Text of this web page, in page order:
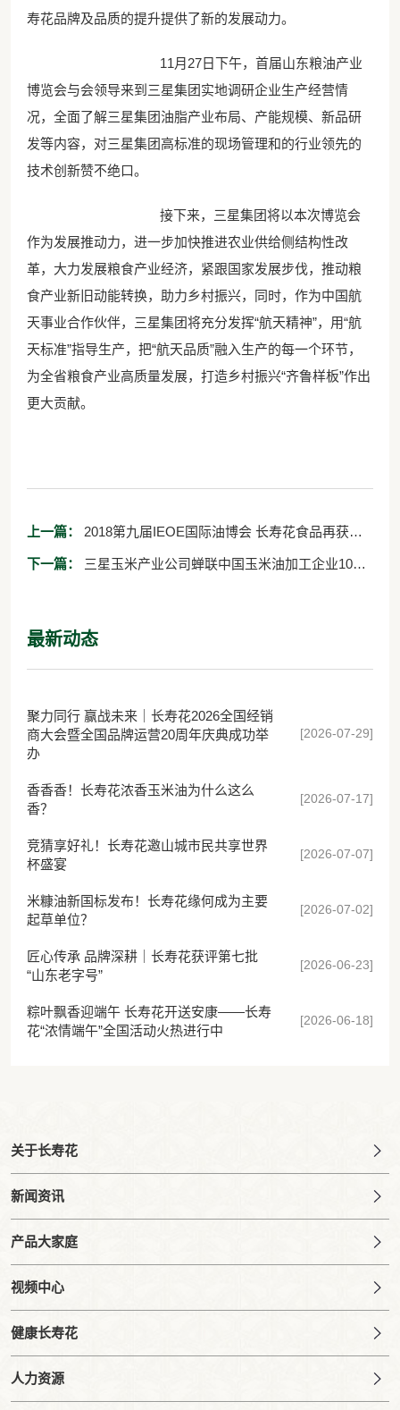
寿花品牌及品质的提升提供了新的发展动力。
11月27日下午，首届山东粮油产业
博览会与会领导来到三星集团实地调研企业生产经营情
况，全面了解三星集团油脂产业布局、产能规模、新品研
发等内容，对三星集团高标准的现场管理和的行业领先的
技术创新赞不绝口。
接下来，三星集团将以本次博览会
作为发展推动力，进一步加快推进农业供给侧结构性改
革，大力发展粮食产业经济，紧跟国家发展步伐，推动粮
食产业新旧动能转换，助力乡村振兴，同时，作为中国航
天事业合作伙伴，三星集团将充分发挥“航天精神”，用“航
天标准”指导生产，把“航天品质”融入生产的每一个环节，
为全省粮食产业高质量发展，打造乡村振兴“齐鲁样板”作出
更大贡献。
上一篇：
金
下一篇：
最新动态
聚力同行 赢战未来｜长寿花2026全国经销
商大会暨全国品牌运营20周年庆典成功举
办
[2026-07-29]
香香香！长寿花浓香玉米油为什么这么
香？
[2026-07-17]
竞猜享好礼！长寿花邀山城市民共享世界
杯盛宴
[2026-07-07]
米糠油新国标发布！长寿花缘何成为主要
起草单位？
[2026-07-02]
匠心传承 品牌深耕｜长寿花获评第七批
“山东老字号”
[2026-06-23]
粽叶飘香迎端午 长寿花开送安康——长寿
花“浓情端午”全国活动火热进行中
[2026-06-18]
关于长寿花
新闻资讯
产品大家庭
视频中心
健康长寿花
人力资源